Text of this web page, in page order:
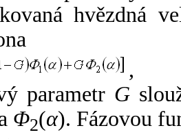
hvězdná
,
parametr G
Φ2(α). Fázovou